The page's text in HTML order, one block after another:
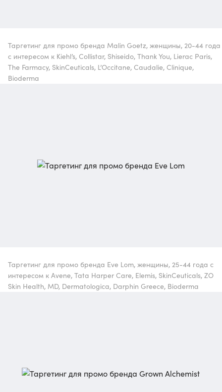
Таргетинг для промо бренда Malin Goetz, женщины, 20-44 года
с интересом к Kiehl’s, Collistar, Shiseido, Thank You, Lierac Paris,
The Farmacy, SkinCeuticals, L’Occitane, Caudalie, Clinique,
Bioderma
Таргетинг для промо бренда Eve Lom, женщины, 25-44 года с
интересом к Avene, Tata Harper Care, Elemis, SkinCeuticals, ZO
Skin Health, MD, Dermatologica, Darphin Greece, Bioderma